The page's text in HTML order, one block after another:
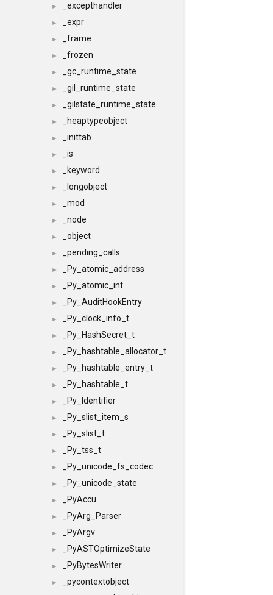
► _excepthandler
► _expr
► _frame
► _frozen
► _gc_runtime_state
► _gil_runtime_state
► _gilstate_runtime_state
► _heaptypeobject
► _inittab
► _is
► _keyword
► _longobject
► _mod
► _node
► _object
► _pending_calls
► _Py_atomic_address
► _Py_atomic_int
► _Py_AuditHookEntry
► _Py_clock_info_t
► _Py_HashSecret_t
► _Py_hashtable_allocator_t
► _Py_hashtable_entry_t
► _Py_hashtable_t
► _Py_Identifier
► _Py_slist_item_s
► _Py_slist_t
► _Py_tss_t
► _Py_unicode_fs_codec
► _Py_unicode_state
► _PyAccu
► _PyArg_Parser
► _PyArgv
► _PyASTOptimizeState
► _PyBytesWriter
►
_pycontextobject